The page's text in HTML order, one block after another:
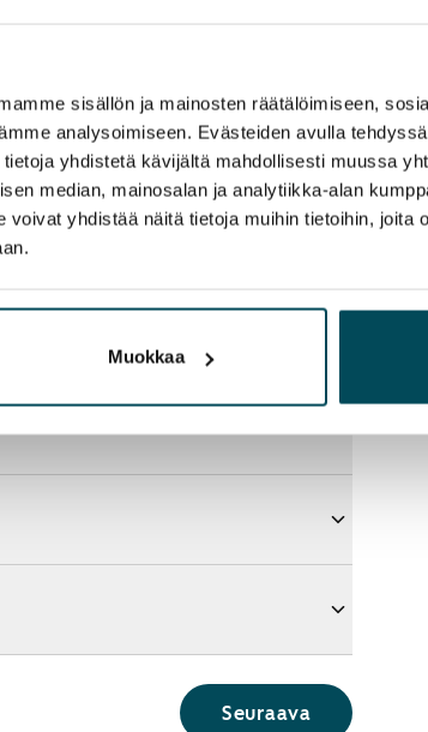
sisällön ja mainosten räätälöimiseen,
analysoimiseen. Evästeiden avulla
yhdistetä kävijältä mahdollisesti muussa
median, mainosalan ja analytiikka-alan
yhdistää näitä tietoja muihin tietoihin, joita
Muokkaa
44 m² · 2h+kk+s
Seuraava